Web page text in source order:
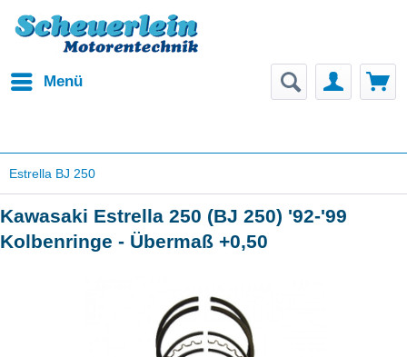
Menü
Estrella BJ 250
Kawasaki Estrella 250 (BJ 250) '92-'99
Kolbenringe - Übermaß +0,50